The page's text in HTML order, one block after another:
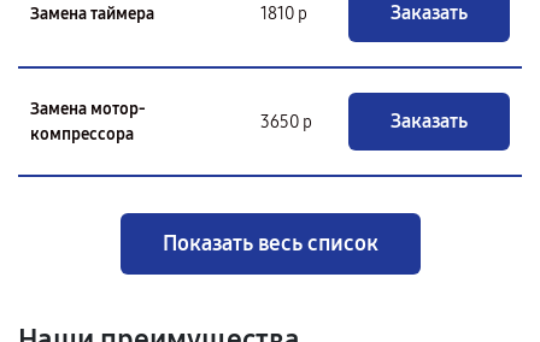
Замена таймера 1810 р Заказать
Замена мотор-
компрессора
3650 р Заказать
Показать весь список